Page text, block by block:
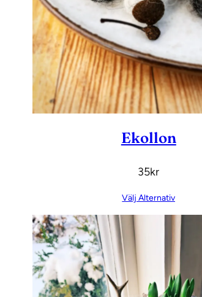
Ekollon
35Kr
Välj Alternativ